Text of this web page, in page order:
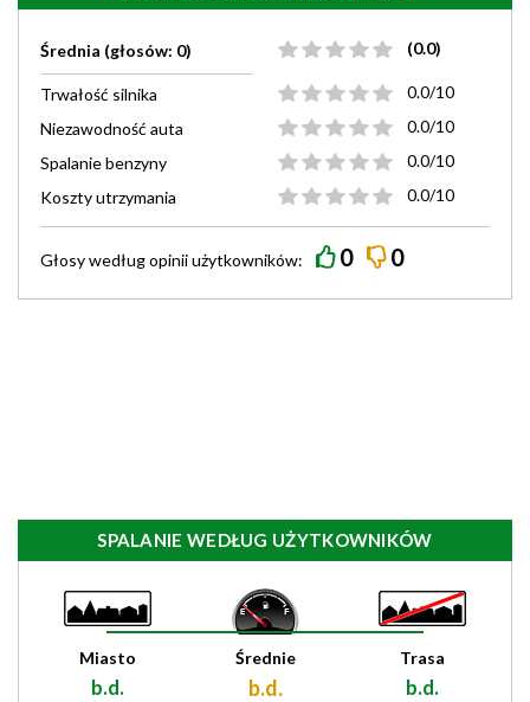
Średnia (głosów: 0) (0.0)
Trwałość silnika
0.0/10
Niezawodność auta
0.0/10
Spalanie benzyny
0.0/10
Koszty utrzymania
0.0/10
Głosy wedługopiniiużytkowników: 0 0
SPALANIE WEDŁUG UŻYTKOWNIKÓW
Miasto
b.d.
Średnie
b.d.
Trasa
b.d.